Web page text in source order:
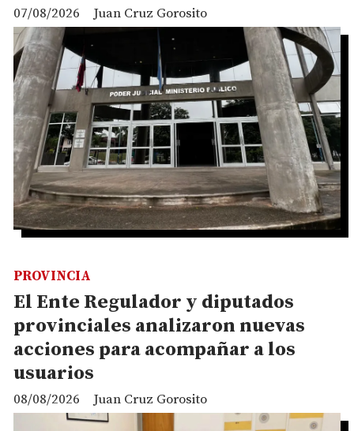
Juan Cruz Gorosito
07/08/2026
El Ente Regulador y diputados
provinciales analizaron nuevas
acciones para acompañar a los
usuarios
Juan Cruz Gorosito
PROVINCIA
08/08/2026